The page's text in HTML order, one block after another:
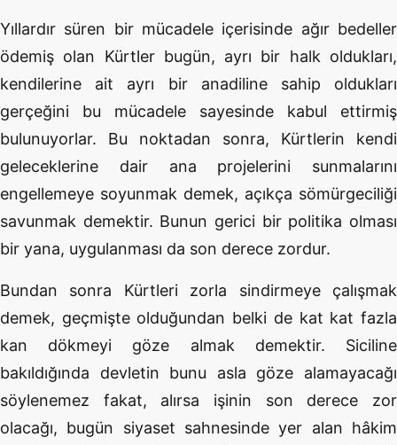
Yıllardır süren bir mücadele içerisinde ağır bedeller
ödemiş olan Kürtler bugün, ayrı bir halk oldukları,
kendilerine ait ayrı bir anadiline sahip oldukları
gerçeğini bu mücadele sayesinde kabul ettirmiş
bulunuyorlar. Bu noktadan sonra, Kürtlerin kendi
geleceklerine dair ana projelerini sunmalarını
engellemeye soyunmak demek, açıkça sömürgeciliği
savunmak demektir. Bunun gerici bir politika olması
bir yana, uygulanması da son derece zordur.
Bundan sonra Kürtleri zorla sindirmeye çalışmak
demek, geçmişte olduğundan belki de kat kat fazla
kan dökmeyi göze almak demektir. Siciline
bakıldığında devletin bunu asla göze alamayacağı
söylenemez fakat, alırsa işinin son derece zor
olacağı, bugün siyaset sahnesinde yer alan hâkim